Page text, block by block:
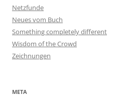
Netzfunde
Neues vom Buch
Something completely different
Wisdom of the Crowd
Zeichnungen
META